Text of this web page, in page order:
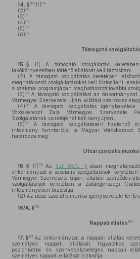
14. § 68 (1)69
(2)70
(3)71
(4)72
(5)73
(6)74
Támogató
15. § (1) A támogató szolgáltatás
lakókörnyezetben történő ellátását kell biztosítani.
(2) A támogató szolgáltatás keretében
meghatározott szolgáltatásokat kell biztosítani,
a szakmai programjában meghatározott további
(3)75 A támogató szolgáltatást az önkormányzat
Vármegyei Szervezete útján, ellátási szerződés
(4)76
A támogató szolgáltatás
Vöröskereszt Zala Vármegyei Szervezete
Szolgálatának vezetőjénél kell benyújtani.
(5)77
A támogató szolgáltatásért fizetendő
intézmény fenntartója, a Magyar Vöröskereszt
határozza meg.
Utcai szociális munka
16. § (1)78Az Szt. 65/E. §-ában
önkormányzat a szociális szolgáltatások
Vármegyei Szervezete útján, ellátási szerződés
szolgáltatások keretében a Zalaegerszegi
intézményében biztosítja.
(2) Az utcai szociális munka igénybevétele
16/A. §79
Nappali ellátás80
17. § 81 Az önkormányzat a nappali ellátás
személyek nappali ellátását, fogyatékos
pszichiátriai és szenvedélybetegek nappali
személyek nappali ellátását biztosítja.